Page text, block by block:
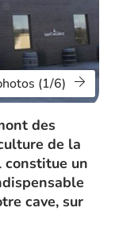
(1/6)
des
de la
constitue un
cave, sur